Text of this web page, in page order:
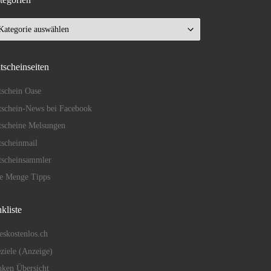
Oase
News bei Facebook
Melsungen
Menge Tipps
(Anzeige)
Übersicht